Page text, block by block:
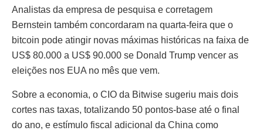
Analistas da empresa de pesquisa e corretagem
Bernstein também concordaram na quarta-feira que o
bitcoin pode atingir novas máximas históricas na faixa de
US$ 80.000 a US$ 90.000 se Donald Trump vencer as
eleições nos EUA no mês que vem.
Sobre a economia, o CIO da Bitwise sugeriu mais dois
cortes nas taxas, totalizando 50 pontos-base até o final
do ano, e estímulo fiscal adicional da China como